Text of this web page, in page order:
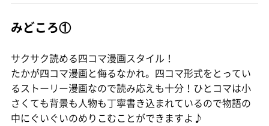
みどころ①
サクサク読める四コマ漫画スタイル！
たかが四コマ漫画と侮るなかれ。四コマ形式をとってい
るストーリー漫画なので読み応えも十分！ひとコマは小
さくても背景も人物も丁寧書き込まれているので物語の
中にぐいぐいのめりこむことができますよ♪